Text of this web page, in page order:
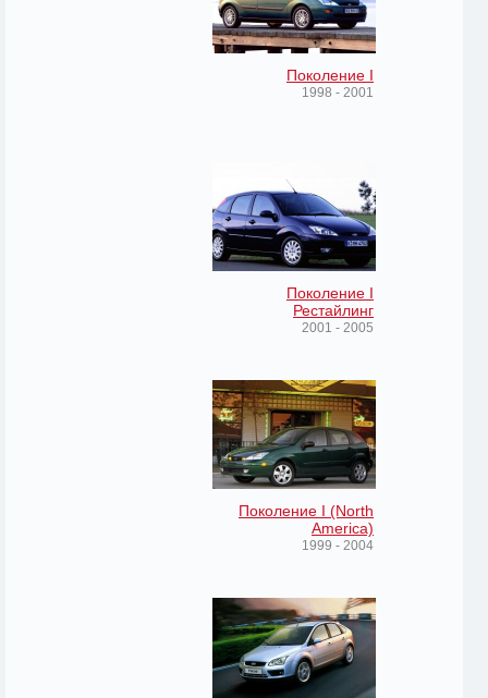
Поколение I
1998 - 2001
Поколение I
Рестайлинг
2001 - 2005
Поколение I (North
America)
1999 - 2004